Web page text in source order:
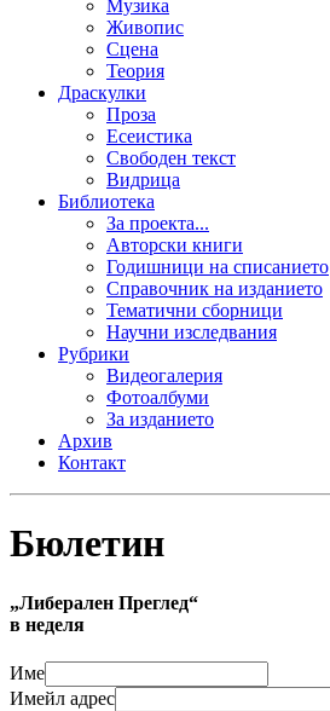
Музика
Живопис
Сцена
Теория
Драскулки
Проза
Есеистика
Свободен текст
Видрица
Библиотека
За проекта...
Авторски книги
Годишници на списанието
Справочник на изданието
Тематични сборници
Научни изследвания
Рубрики
Видеогалерия
Фотоалбуми
За изданието
Архив
Контакт
Бюлетин
„Либерален Преглед“
в неделя
Име
Имейл адрес